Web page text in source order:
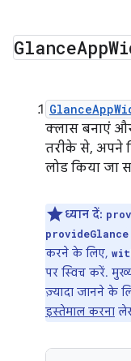
GlanceApp
क्लास बनाएं
तरीके से, अपने
लोड किया जा
ध्यान दें:
provideGlance
करने के लिए,
पर स्विच करें.
ज़्यादा जानने के
इस्तेमाल करना